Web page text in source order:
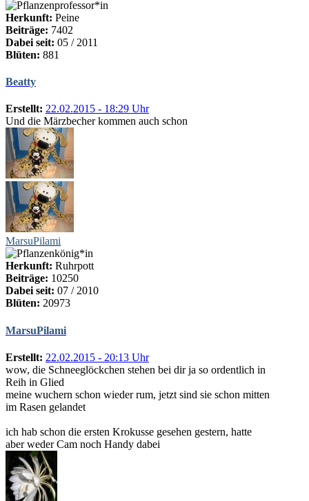
Herkunft: Peine
Beiträge: 7402
Dabei seit: 05 / 2011
Blüten: 881
Beatty
Erstellt: 22.02.2015 - 18:29 Uhr
Und die Märzbecher kommen auch schon
MarsuPilami
Herkunft: Ruhrpott
Beiträge: 10250
Dabei seit: 07 / 2010
Blüten: 20973
MarsuPilami
Erstellt: 22.02.2015 - 20:13 Uhr
wow, die Schneeglöckchen stehen bei dir ja so ordentlich in
Reih in Glied
meine wuchern schon wieder rum, jetzt sind sie schon mitten
im Rasen gelandet
ich hab schon die ersten Krokusse gesehen gestern, hatte
aber weder Cam noch Handy dabei